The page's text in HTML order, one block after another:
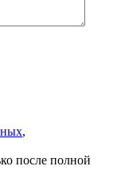
,
после полной